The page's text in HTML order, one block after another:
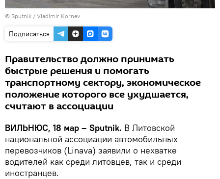
© Sputnik / Vladimir Kornev
Подписаться
Правительство должно принимать
быстрые решения и помогать
транспортному сектору, экономическое
положение которого все ухудшается,
считают в ассоциации
ВИЛЬНЮС, 18 мар – Sputnik. В Литовской
национальной ассоциации автомобильных
перевозчиков (Linava) заявили о нехватке
водителей как среди литовцев, так и среди
иностранцев.